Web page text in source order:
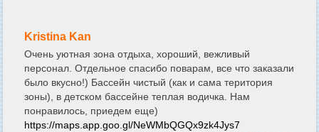
Kristina Kan
Очень уютная зона отдыха, хороший, вежливый
персонал. Отдельное спасибо поварам, все что заказали
было вкусно!) Бассейн чистый (как и сама територия
зоны), в детском бассейне теплая водичка. Нам
понравилось, приедем еще)
https://maps.app.goo.gl/NeWMbQGQx9zk4Jys7